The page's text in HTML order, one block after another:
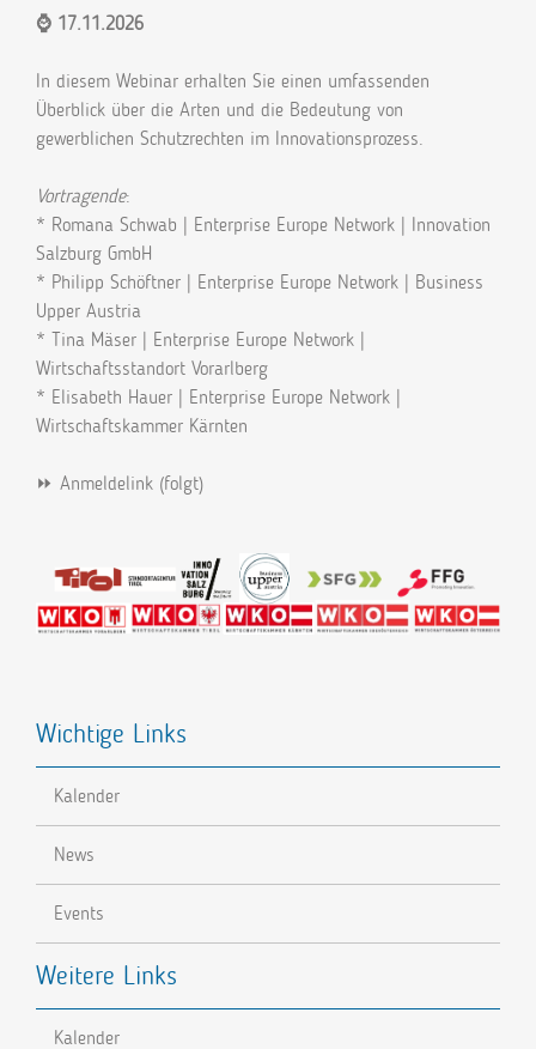
⌚ 17.11.2026
In diesem Webinar erhalten Sie einen umfassenden
Überblick über die Arten und die Bedeutung von
gewerblichen Schutzrechten im Innovationsprozess.
Vortragende:
* Romana Schwab | Enterprise Europe Network | Innovation
Salzburg GmbH
* Philipp Schöftner | Enterprise Europe Network | Business
Upper Austria
* Tina Mäser | Enterprise Europe Network |
Wirtschaftsstandort Vorarlberg
* Elisabeth Hauer | Enterprise Europe Network |
Wirtschaftskammer Kärnten
⏩ Anmeldelink (folgt)
Wichtige Links
Kalender
News
Events
Weitere Links
Kalender